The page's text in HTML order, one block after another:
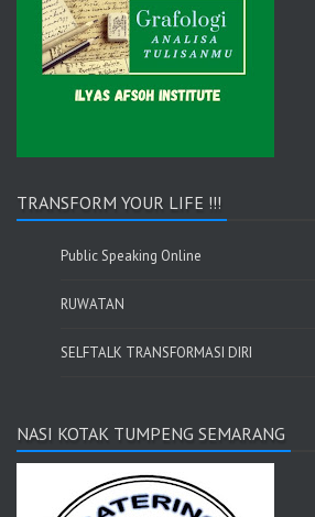
TRANSFORM YOUR LIFE !!!
Public Speaking Online
RUWATAN
SELFTALK TRANSFORMASI DIRI
NASI KOTAK TUMPENG SEMARANG